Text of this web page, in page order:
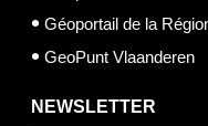
Géoportail de la
GeoPunt Vlaanderen
NEWSLETTER